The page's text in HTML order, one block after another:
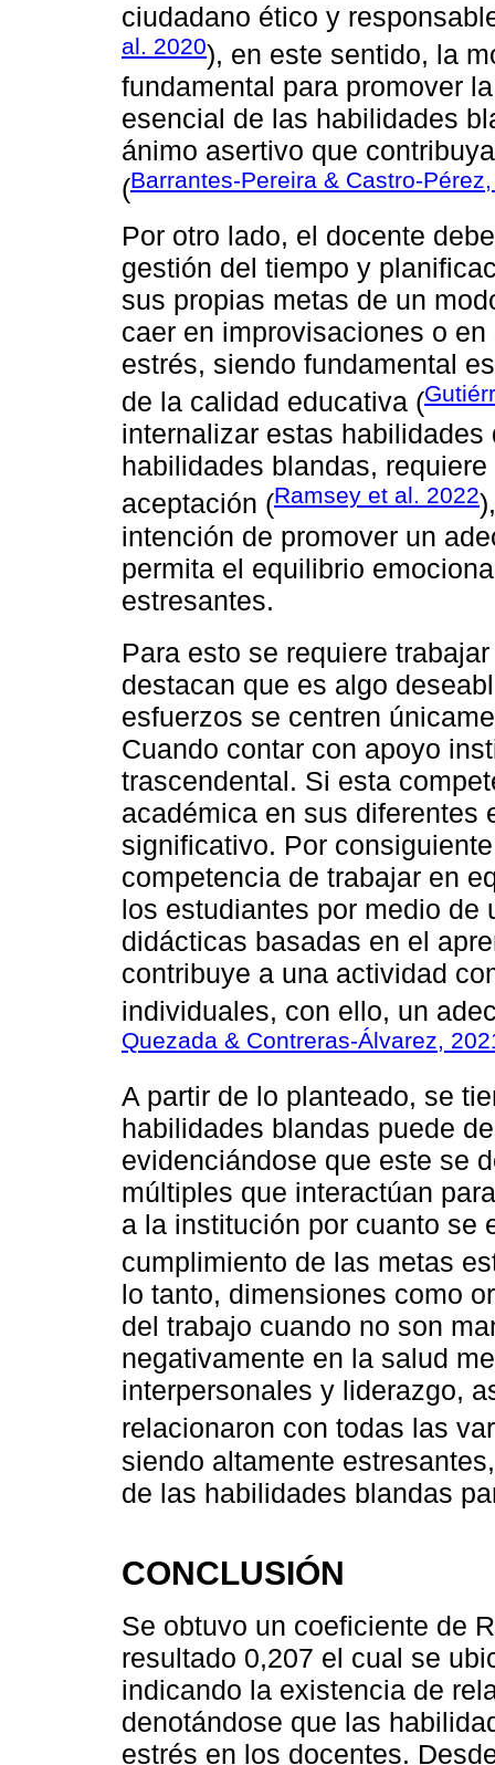
ciudadano ético y
al. 2020), en este sentido, la
fundamental para promover
esencial de las habilidades
ánimo asertivo que
(Barrantes-Pereira & Castro-
Por otro lado, el docente
gestión del tiempo y
sus propias metas de un
caer en improvisaciones o
estrés, siendo fundamental
de la calidad educativa (
internalizar estas
habilidades blandas,
aceptación (Ramsey et al. 2022
intención de promover un
permita el equilibrio
estresantes.
Para esto se requiere
destacan que es algo
esfuerzos se centren
Cuando contar con apoyo
trascendental. Si esta
académica en sus diferentes
significativo. Por
competencia de trabajar en
los estudiantes por medio de
didácticas basadas en el
contribuye a una actividad
individuales, con ello, un
Quezada & Contreras-Álvarez,
A partir de lo planteado, se
habilidades blandas puede
evidenciándose que este se
múltiples que interactúan
a la institución por cuanto se
cumplimiento de las metas
lo tanto, dimensiones como
del trabajo cuando no son
negativamente en la salud
interpersonales y liderazgo,
relacionaron con todas las
siendo altamente
de las habilidades blandas
CONCLUSIÓN
Se obtuvo un coeficiente de
resultado 0,207 el cual se
indicando la existencia de
denotándose que las
estrés en los docentes.